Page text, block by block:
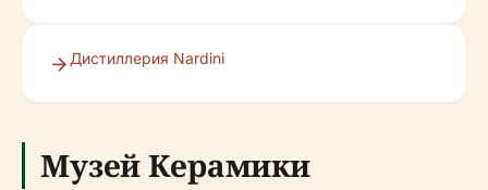
Дистиллерия Nardini
Музей Керамики